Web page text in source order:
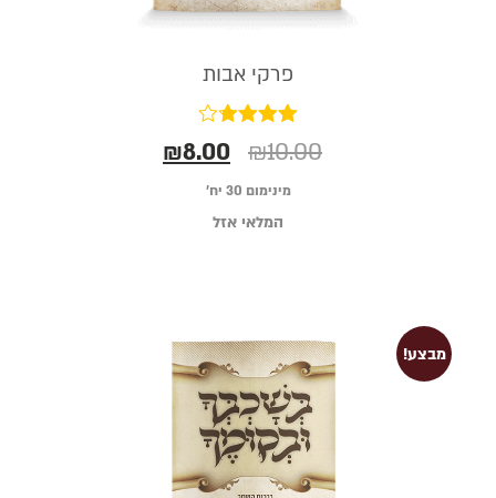
פרקי אבות
דורג
3.75
₪10.00
₪8.00
מינימום 30 יח׳
המלאי אזל
מבצע!